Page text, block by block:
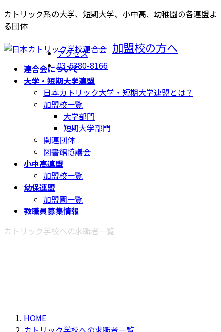
コ
ン
ン
ナ
ビ
ー
カトリック系の大学、短期大学、小中高、幼稚園の各連盟よ
る団体
アクセス
03-6380-8166
加盟校の方へ
連合会について
大学・短期大学連盟
日本カトリック大学・短期大学連盟とは？
加盟校一覧
大学部門
短期大学部門
関連団体
図書館協議会
小中高連盟
加盟校一覧
幼保連盟
加盟園一覧
教職員募集情報
カトリック学校への求職者一覧
HOME
カトリック学校への求職者一覧